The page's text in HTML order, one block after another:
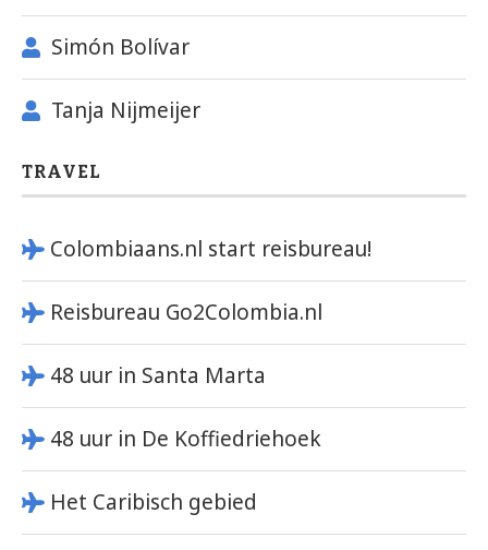
Simón Bolívar
Tanja Nijmeijer
TRAVEL
Colombiaans.nl start reisbureau!
Reisbureau Go2Colombia.nl
48 uur in Santa Marta
48 uur in De Koffiedriehoek
Het Caribisch gebied